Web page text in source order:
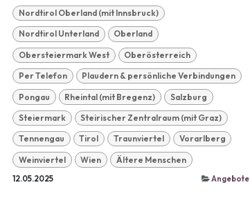
Nordtirol Oberland (mit Innsbruck)
Nordtirol Unterland Oberland
Obersteiermark West Oberösterreich
Per Telefon Plaudern & persönliche Verbindungen
Pongau Rheintal (mit Bregenz) Salzburg
Steiermark Steirischer Zentralraum (mit Graz)
Tennengau Tirol Traunviertel Vorarlberg
Weinviertel Wien Ältere Menschen
12.05.2025 Angebote